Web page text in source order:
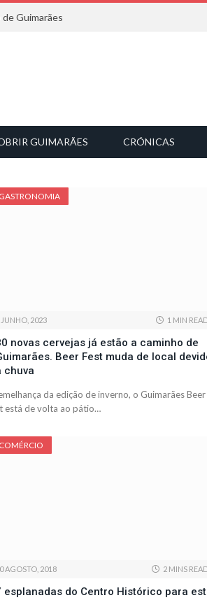
Guimarães
GUIMARÃES CRÓNICAS
GASTRONOMIA
2023 1 MIN
novas cervejas já estão a caminho de
Beer Fest muda de local
chuva
da edição de inverno, o Guimarães Beer
está de volta ao pátio…
COMÉRCIO
AGOSTO, 2018 2 MINS
esplanadas do Centro Histórico para